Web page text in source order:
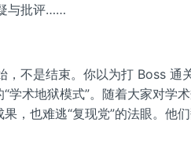
与批评……
不是结束。你以为打 Boss 通
学术地狱模式”。随着大家对学
，也难逃“复现党”的法眼。他